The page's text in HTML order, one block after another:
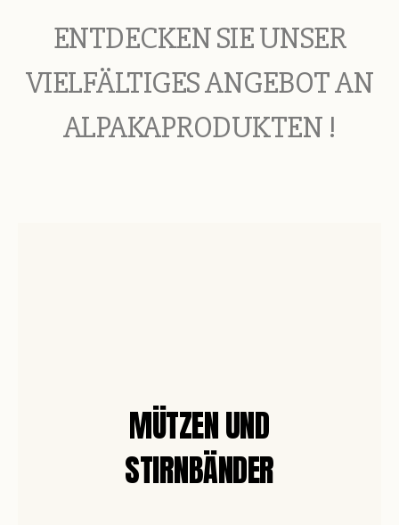
ENTDECKEN SIE UNSER
VIELFÄLTIGES ANGEBOT AN
ALPAKAPRODUKTEN !
MÜTZEN UND
STIRNBÄNDER